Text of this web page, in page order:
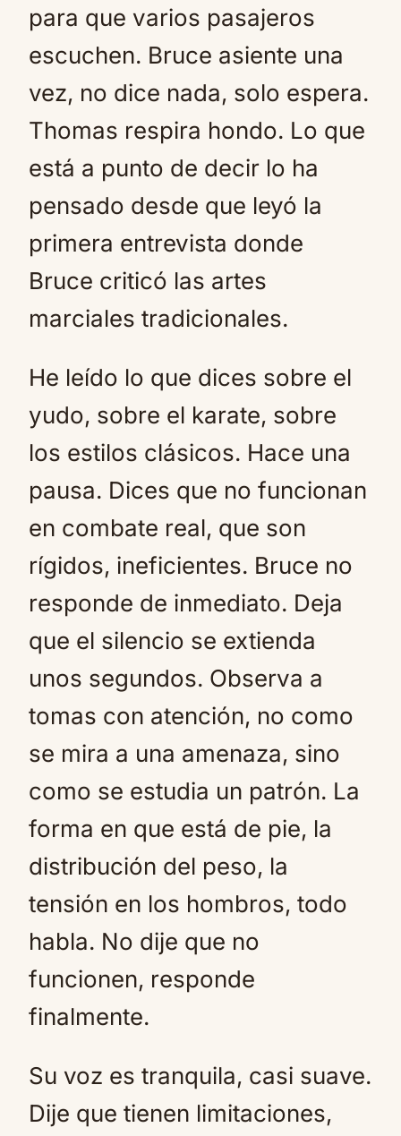
para que varios pasajeros
escuchen. Bruce asiente una
vez, no dice nada, solo espera.
Thomas respira hondo. Lo que
está a punto de decir lo ha
pensado desde que leyó la
primera entrevista donde
Bruce criticó las artes
marciales tradicionales.
He leído lo que dices sobre el
yudo, sobre el karate, sobre
los estilos clásicos. Hace una
pausa. Dices que no funcionan
en combate real, que son
rígidos, ineficientes. Bruce no
responde de inmediato. Deja
que el silencio se extienda
unos segundos. Observa a
tomas con atención, no como
se mira a una amenaza, sino
como se estudia un patrón. La
forma en que está de pie, la
distribución del peso, la
tensión en los hombros, todo
habla. No dije que no
funcionen, responde
finalmente.
Su voz es tranquila, casi suave.
Dije que tienen limitaciones,